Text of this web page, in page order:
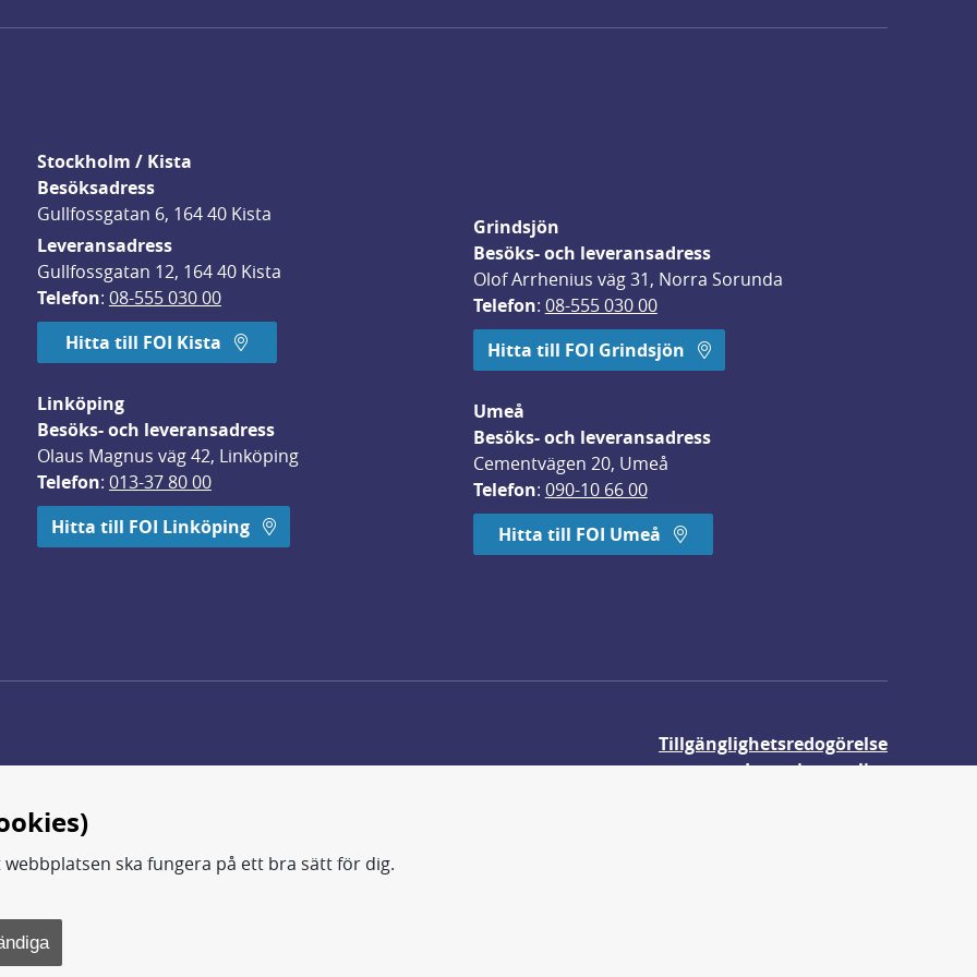
i nytt fönster.
Stockholm / Kista
Besöksadress
Gullfossgatan 6, 164 40 Kista
Leveransadress
Gullfossgatan 12, 164 40 Kista
Telefon: 08-555 030 00
Hitta till FOI Kista
Linköping
Besöks- och leveransadress
Olaus Magnus väg 42, Linköping
Telefon: 013-37 80 00
Hitta till FOI Linköping
Grindsjön
Besöks- och leveransadress
Olof Arrhenius väg 31, Norra Sorunda
Telefon: 08-555 030 00
Hitta till FOI Grindsjön
Umeå
Besöks- och leveransadress
Cementvägen 20, Umeå
Telefon: 090-10 66 00
Hitta till FOI Umeå
Tillgänglighetsredogörelse
Integritetspolicy
metod- och teknikutveckling samt analyser och studier.
webbplatsen ska fungera på ett bra sätt för dig.